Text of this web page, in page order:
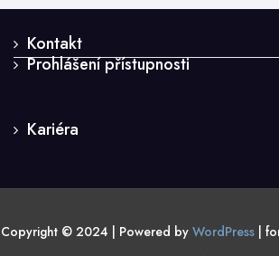
Kontakt
Prohlášení přístupnosti
Kariéra
Copyright © 2024 | Powered by WordPress